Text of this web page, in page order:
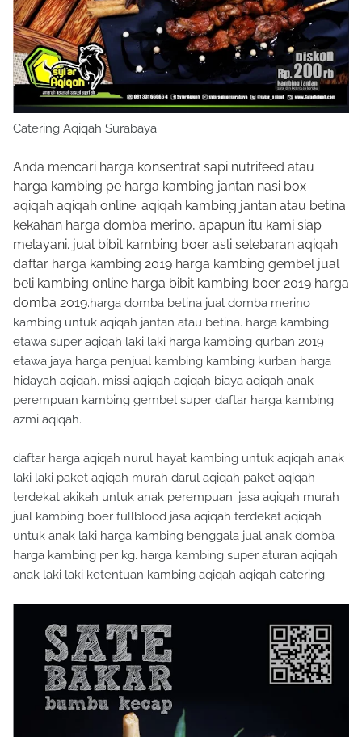
Catering Aqiqah Surabaya
Anda mencari harga konsentrat sapi nutrifeed atau
harga kambing pe harga kambing jantan nasi box
aqiqah aqiqah online. aqiqah kambing jantan atau betina
kekahan harga domba merino, apapun itu kami siap
melayani. jual bibit kambing boer asli selebaran aqiqah.
daftar harga kambing 2019 harga kambing gembel jual
beli kambing online harga bibit kambing boer 2019 harga
domba 2019.harga domba betina jual domba merino
kambing untuk aqiqah jantan atau betina. harga kambing
etawa super aqiqah laki laki harga kambing qurban 2019
etawa jaya harga penjual kambing kambing kurban harga
hidayah aqiqah. missi aqiqah aqiqah biaya aqiqah anak
perempuan kambing gembel super daftar harga kambing.
azmi aqiqah.
daftar harga aqiqah nurul hayat kambing untuk aqiqah anak
laki laki paket aqiqah murah darul aqiqah paket aqiqah
terdekat akikah untuk anak perempuan. jasa aqiqah murah
jual kambing boer fullblood jasa aqiqah terdekat aqiqah
untuk anak laki harga kambing benggala jual anak domba
harga kambing per kg. harga kambing super aturan aqiqah
anak laki laki ketentuan kambing aqiqah aqiqah catering.